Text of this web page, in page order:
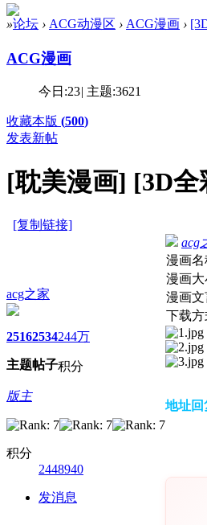
»论坛 › ACG动漫区 › ACG漫画 ›
ACG漫画
今日:23| 主题:3621
收藏本版 (500)
发表新帖
[耽美漫画] [3D全
[复制链接]
acg之家
2516
主题
2534
帖子
244万
积分
版主
积分
2448940
发消息
acg
漫画名
漫画大
漫画文
下载方
地址回